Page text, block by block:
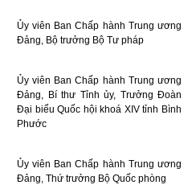
Ủy viên Ban Chấp hành Trung ương
Đảng, Bộ trưởng Bộ Tư pháp
Ủy viên Ban Chấp hành Trung ương
Đảng, Bí thư Tỉnh ủy, Trưởng Đoàn
Đại biểu Quốc hội khoá XIV tỉnh Bình
Phước
Ủy viên Ban Chấp hành Trung ương
Đảng, Thứ trưởng Bộ Quốc phòng